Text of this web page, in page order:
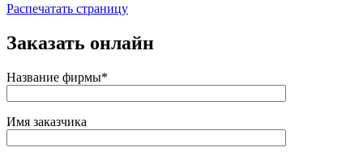
Распечатать страницу
Заказать онлайн
Название фирмы*
Имя заказчика